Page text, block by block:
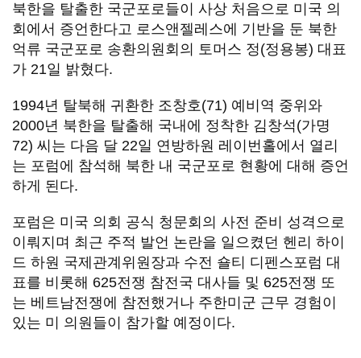
북한을 탈출한 국군포로들이 사상 처음으로 미국 의
회에서 증언한다고 로스앤젤레스에 기반을 둔 북한
억류 국군포로 송환의원회의 토머스 정(정용봉) 대표
가 21일 밝혔다.
1994년 탈북해 귀환한 조창호(71) 예비역 중위와
2000년 북한을 탈출해 국내에 정착한 김창석(가명
72) 씨는 다음 달 22일 연방하원 레이번홀에서 열리
는 포럼에 참석해 북한 내 국군포로 현황에 대해 증언
하게 된다.
포럼은 미국 의회 공식 청문회의 사전 준비 성격으로
이뤄지며 최근 주적 발언 논란을 일으켰던 헨리 하이
드 하원 국제관계위원장과 수전 숄티 디펜스포럼 대
표를 비롯해 625전쟁 참전국 대사들 및 625전쟁 또
는 베트남전쟁에 참전했거나 주한미군 근무 경험이
있는 미 의원들이 참가할 예정이다.